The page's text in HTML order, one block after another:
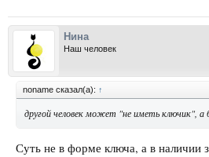
Нина
Наш человек
noname сказал(а): ↑
другой человек может "не иметь ключик",
Суть не в форме ключа, а в наличии